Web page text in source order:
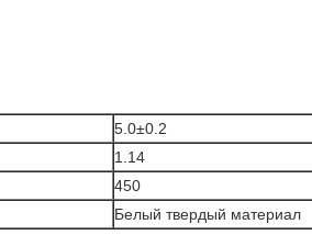
5.0±0.2
1.14
450
Белый твердый материал